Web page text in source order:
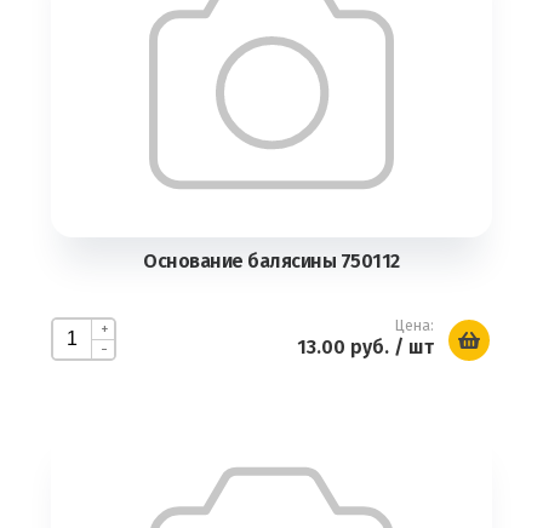
Основание балясины 750112
+
-
Цена:
13.00 руб./ шт